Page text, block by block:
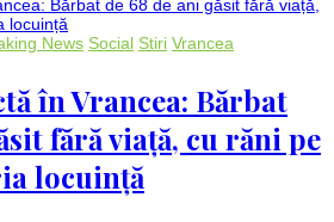
vii
un
Vrancea
News Social Stiri Vrancea
în Vrancea: Bărbat
fără viață, cu răni pe
locuință